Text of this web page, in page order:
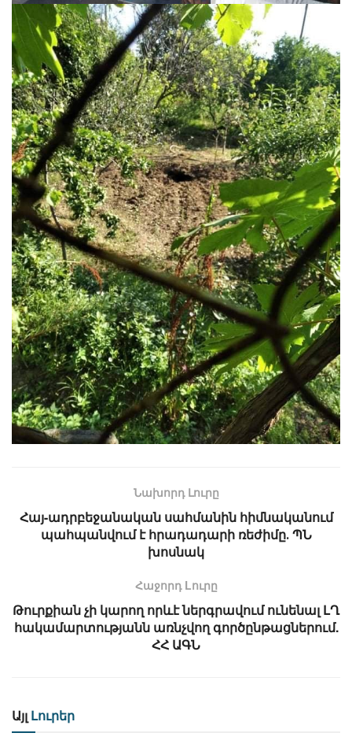
Նախորդ Լուրը
Հայ-ադրբեջանական սահմանին հիմնականում
պահպանվում է հրադադարի ռեժիմը․ ՊՆ
խոսնակ
Հաջորդ Lուրը
Թուրքիան չի կարող որևէ ներգրավում ունենալ ԼՂ
հակամարտությանն առնչվող գործընթացներում.
ՀՀ ԱԳՆ
Այլ Լուրեր